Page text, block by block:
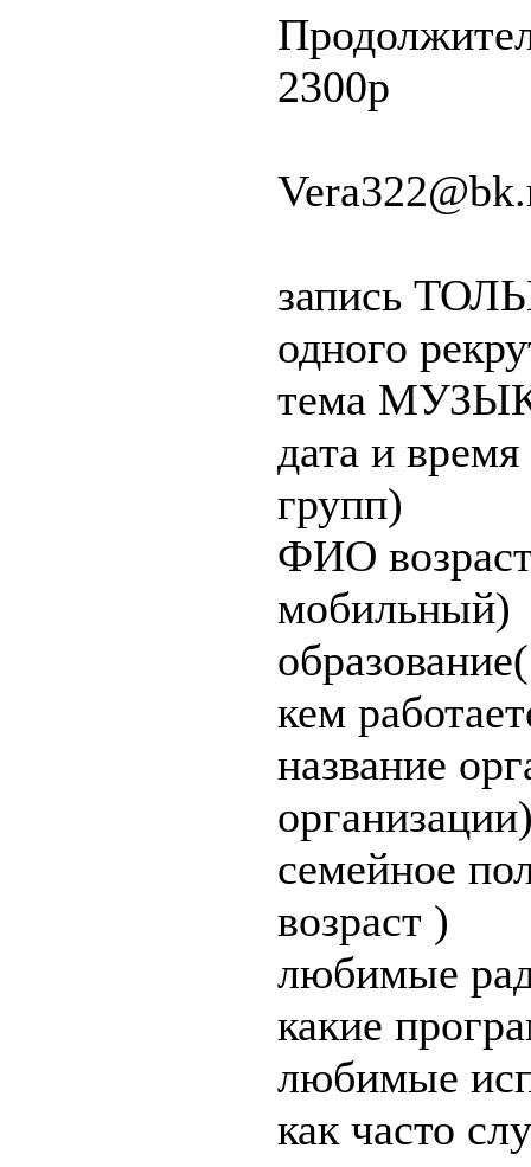
2300р
запись
одного
тема
дата и
групп)
ФИО
мобильный)
кем
название
семейное
возраст )
любимые
какие
любимые
как часто